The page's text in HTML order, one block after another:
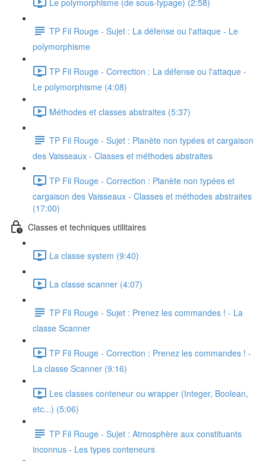
TP Fil Rouge - Sujet : La défense ou l'attaque - Le
polymorphisme
TP Fil Rouge - Correction : La défense ou l'attaque -
Le polymorphisme (4:08)
Méthodes et classes abstraites (5:37)
TP Fil Rouge - Sujet : Planète non typées et cargaison
des Vaisseaux - Classes et méthodes abstraites
TP Fil Rouge - Correction : Planète non typées et
cargaison des Vaisseaux - Classes et méthodes abstraites
(17:00)
Classes et techniques utilitaires
La classe system (9:40)
La classe scanner (4:07)
TP Fil Rouge - Sujet : Prenez les commandes ! - La
classe Scanner
TP Fil Rouge - Correction : Prenez les commandes ! -
La classe Scanner (9:16)
Les classes conteneur ou wrapper (Integer, Boolean,
etc...) (5:06)
TP Fil Rouge - Sujet : Atmosphère aux constituants
inconnus - Les types conteneurs